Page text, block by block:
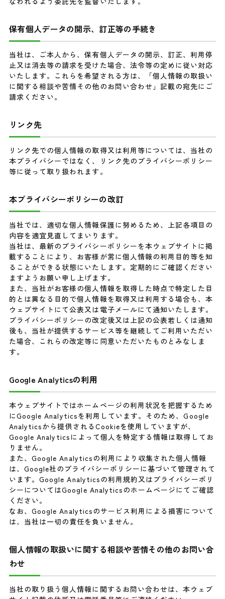
保有個人データの開示、訂正等の手続き
当社は、ご本人から、保有個人データの開示、訂正、利用停
止又は消去等の請求を受けた場合、法令等の定めに従い対応
いたします。これらを希望される方は、「個人情報の取扱い
に関する相談や苦情その他のお問い合わせ」記載の宛先にご
請求ください。
リンク先
リンク先での個人情報の取得又は利用等については、当社の
本プライバシーではなく、リンク先のプライバシーポリシー
等に従って取り扱われます。
本プライバシーポリシーの改訂
当社では、適切な個人情報保護に努めるため、上記各項目の
内容を適宜見直してまいります。
当社は、最新のプライバシーポリシーを本ウェブサイトに掲
載することにより、お客様が常に個人情報の利用目的等を知
ることができる状態にいたします。定期的にご確認ください
ますようお願い申し上げます。
また、当社がお客様の個人情報を取得した時点で特定した目
的とは異なる目的で個人情報を取得又は利用する場合も、本
ウェブサイトにて公表又は電子メールにて通知いたします。
プライバシーポリシーの改定後又は上記の公表若しくは通知
後も、当社が提供するサービス等を継続してご利用いただい
た場合、これらの改定等に同意いただいたものとみなしま
す。
Google Analyticsの利用
本ウェブサイトではホームページの利用状況を把握するため
にGoogle Analyticsを利用しています。そのため、Google
Analyticsから提供されるCookieを使用していますが、
Google Analyticsによって個人を特定する情報は取得してお
りません。
また、Google Analyticsの利用により収集された個人情報
は、Google社のプライバシーポリシーに基づいて管理されて
います。Google Analyticsの利用規約又はプライバシーポリ
シーについてはGoogle Analyticsのホームページにてご確認
ください。
なお、Google Analyticsのサービス利用による損害について
は、当社は一切の責任を負いません。
個人情報の取扱いに関する相談や苦情その他のお問い合
わせ
当社の取り扱う個人情報に関するお問い合わせは、本ウェブ